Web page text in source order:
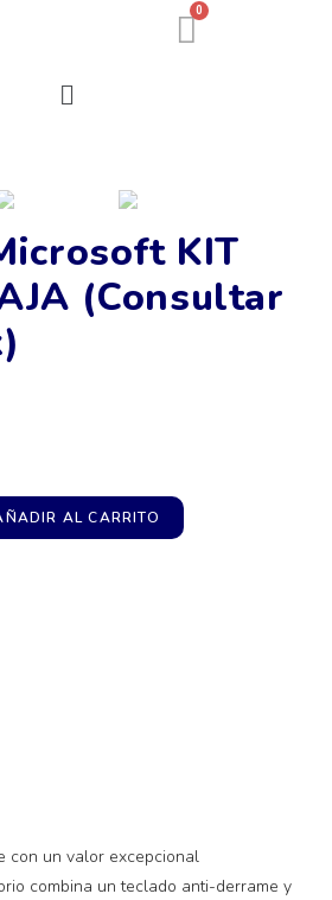
0
KIT
(Consultar
AL CARRITO
con un valor excepcional
combina un teclado anti-derrame y